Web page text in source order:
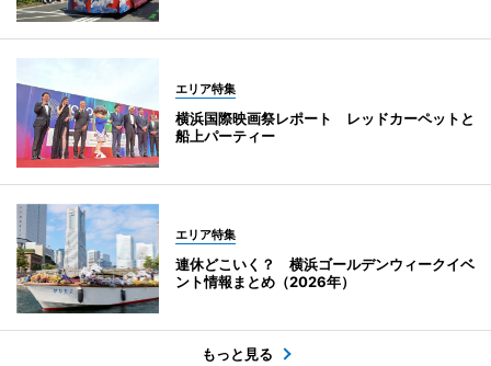
エリア特集
横浜国際映画祭レポート レッドカーペットと
船上パーティー
エリア特集
連休どこいく？ 横浜ゴールデンウィークイベ
ント情報まとめ（2026年）
もっと見る